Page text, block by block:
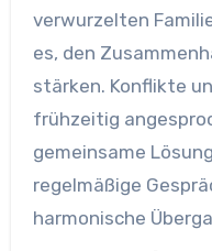
verwurzelten
es, den
stärken. Konflikte
frühzeitig
gemeinsame
regelmäßige
harmonische